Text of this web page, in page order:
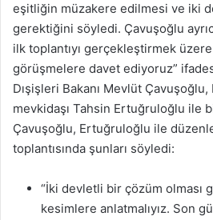
eşitliğin müzakere edilmesi ve iki
gerektiğini söyledi. Çavuşoğlu
ilk toplantıyı gerçekleştirmek üzere
görüşmelere davet ediyoruz”
Dışişleri Bakanı Mevlüt Çavuşoğlu,
mevkidaşı Tahsin Ertuğruloğlu ile
Çavuşoğlu, Ertuğruloğlu ile
toplantısında şunları söyledi:
“İki devletli bir çözüm olması
kesimlere anlatmalıyız. Son